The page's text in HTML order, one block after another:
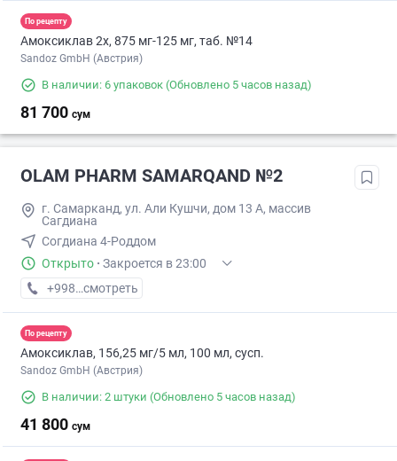
По рецепту
Амоксиклав 2х, 875 мг-125 мг, таб. №14
Sandoz GmbH (Австрия)
В наличии: 6 упаковок (Обновлено 5 часов назад)
81 700 сум
OLAM PHARM SAMARQAND №2
г. Самарканд, ул. Али Кушчи, дом 13 А, массив
Сагдиана
Согдиана 4-Роддом
Открыто · Закроется в 23:00
+998 (95) XXX-XX-XX
смотреть
По рецепту
Амоксиклав, 156,25 мг/5 мл, 100 мл, сусп.
Sandoz GmbH (Австрия)
В наличии: 2 штуки (Обновлено 5 часов назад)
41 800 сум